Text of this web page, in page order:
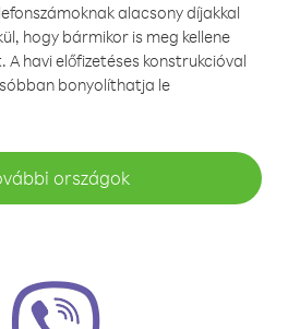
alacsony díjakkal
hogy bármikor is meg kellene
havi előfizetéses konstrukcióval
bonyolíthatja le
országok